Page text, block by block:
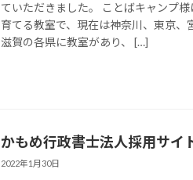
ていただきました。 ことばキャンプ
育てる教室で、現在は神奈川、東京、
滋賀の各県に教室があり、 […]
かもめ行政書士法人採用サイ
2022年1月30日